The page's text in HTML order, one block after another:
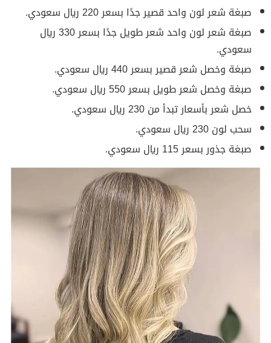
صبغة شعر لون واحد قصير جدًا بسعر 220 ريال سعودي.
صبغة شعر لون واحد شعر طويل جدًا بسعر 330 ريال
سعودي.
صبغة وخصل شعر قصير بسعر 440 ريال سعودي.
صبغة وخصل شعر طويل بسعر 550 ريال سعودي.
خصل شعر بأسعار تبدأ من 230 ريال سعودي.
سحب لون 230 ريال سعودي.
صبغة جذور بسعر 115 ريال سعودي.